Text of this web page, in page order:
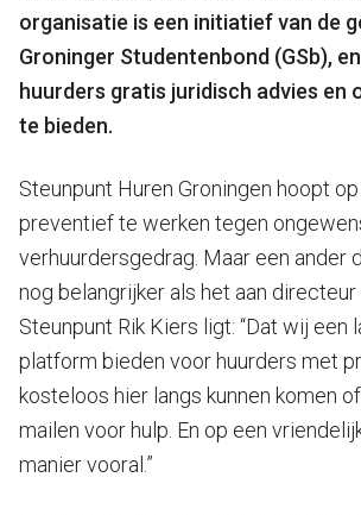
organisatie is een initiatief van de
Groninger Studentenbond (GSb),
huurders gratis juridisch advies en
te bieden.
Steunpunt Huren Groningen hoopt
preventief te werken tegen
verhuurdersgedrag. Maar een ander
nog belangrijker als het aan directeur
Steunpunt Rik Kiers ligt: “Dat wij een
platform bieden voor huurders met
kosteloos hier langs kunnen komen
mailen voor hulp. En op een
manier vooral.”